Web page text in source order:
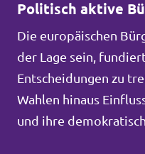
Politisch aktive
Die europäischen
der Lage sein,
Entscheidungen zu
Wahlen hinaus
und ihre